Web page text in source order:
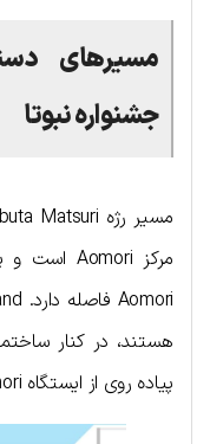
مسیرهای
جشنواره نبوتا
پیاده روی از ایستگاه JR Aomori واقع شده است.